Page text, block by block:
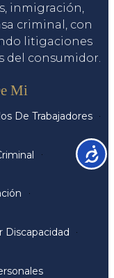
inmigración,
criminal, con
litigaciones
del consumidor.
Mi
De Trabajadores
Discapacidad